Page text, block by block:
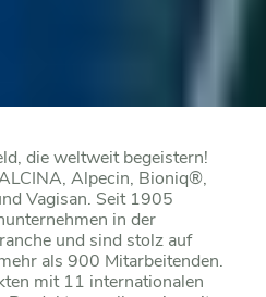
die weltweit begeistern!
Alpecin, Bioniq®,
Vagisan. Seit 1905
in der
und sind stolz auf
als 900 Mitarbeitenden.
mit 11 internationalen